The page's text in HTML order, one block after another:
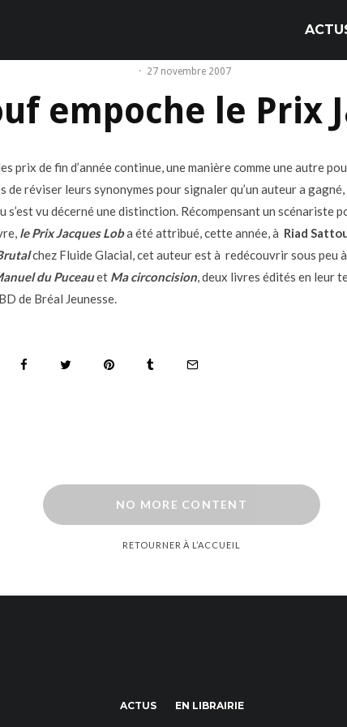
· 27 novembre 2007
empoche le Prix
prix de fin d’année continue, une manière comme une autre
de réviser leurs synonymes pour signaler qu’un auteur a
s’est vu décerné une distinction. Récompensant un scénariste
le Prix Jacques Loba été attribué, cette année, à Riad
chez Fluide Glacial, cet auteur est à redécouvrir sous peu
du Puceauet Ma circoncision, deux livres édités en leur
de Bréal Jeunesse.
NO MORE CONTENT
RETOURNER À L’ACCUEIL
ACTUS EN LIBRAIRIE